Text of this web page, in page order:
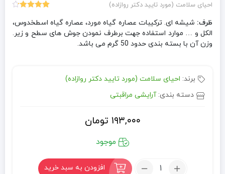
احیای سلامت (مورد تایید دکتر روازاده)
4.25
از 5
امتیازدهی
ظرف: شیشه ای. ترکیبات عصاره گیاه مورد، عصاره گیاه اسطخدوس،
الکل و … موارد استفاده جهت برطرف نمودن جوش های سطح و زیر.
وزن آن با بسته بندی حدود 50 گرم می باشد.
برند: احیای سلامت (مورد تایید دکتر روازاده)
دسته بندی:آرایشی مراقبتی
۱۹۳,۰۰۰ تومان
موجود
تعداد:
افزودن به سبد خرید